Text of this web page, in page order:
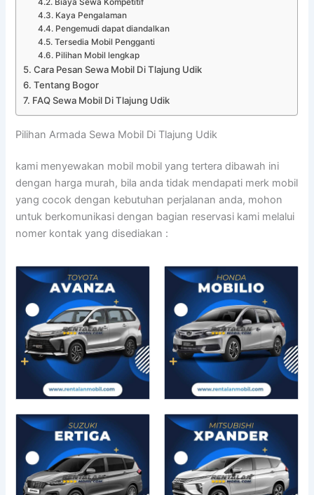
Biaya Sewa Kompetitif
Kaya Pengalaman
Pengemudi dapat diandalkan
Tersedia Mobil Pengganti
Pilihan Mobil lengkap
Cara Pesan Sewa Mobil Di Tlajung Udik
Tentang Bogor
FAQ Sewa Mobil Di Tlajung Udik
Pilihan Armada Sewa Mobil Di Tlajung Udik
kami menyewakan mobil mobil yang tertera dibawah ini
dengan harga murah, bila anda tidak mendapati merk mobil
yang cocok dengan kebutuhan perjalanan anda, mohon
untuk berkomunikasi dengan bagian reservasi kami melalui
nomer kontak yang disediakan :